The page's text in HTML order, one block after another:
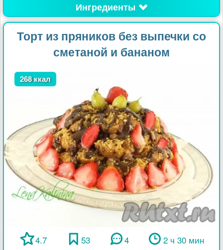
Ингредиенты
Торт из пряников без выпечки со
сметаной и бананом
268 ккал
4.7 53 4 2 ч 30 мин